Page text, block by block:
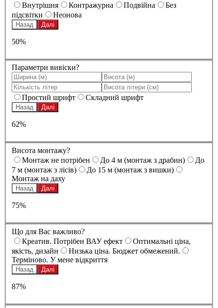
Внутрішня
Контражурна Подвійна
Без
підсвітки
Неонова
Назад Далі
50%
Параметри вивіски?
Простий шрифт Складний шрифт
Назад Далі
62%
Висота монтажу?
Монтаж не потрібен
До 4 м (монтаж з драбин)
До
7 м (монтаж з лісів)
До 15 м (монтаж з вишки)
Монтаж на даху
Назад Далі
75%
Що для Вас важливо?
Креатив. Потрібен ВАУ ефект
Оптимальні ціна,
якість, дизайн
Низька ціна. Бюджет обмежений.
Терміново. У мене відкриття
Назад Далі
87%